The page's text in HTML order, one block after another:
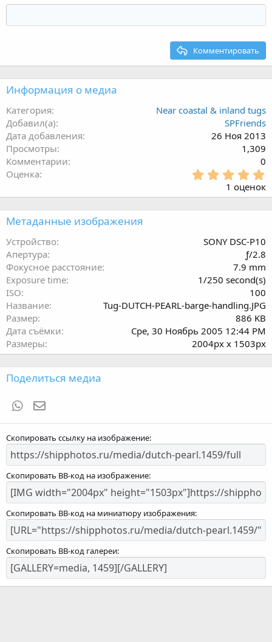
Комментировать
Информация о медиа
Категория
Near coastal & inland tugs
Добавил(а)
SPFriends
Дата добавления
26 Ноя 2013
Просмотры
1,309
Комментарии
0
Оценка
.
0
1 оценок
Метаданные изображения
Устройство
SONY DSC-P10
Апертура
ƒ/2.8
Фокусное расстояние
7.9 mm
Exposure time
1/250 second(s)
ISO
100
Название
Tug-DUTCH-PEARL-barge-handling.JPG
Размер
886 KB
Дата съёмки
Сре, 30 Ноябрь 2005 12:44 PM
Размеры
2004px x 1503px
Поделиться медиа
WhatsApp
Скопировать ссылку на изображение
Скопировать BB-код на изображение
Скопировать BB-код на миниатюру изображения
Скопировать BB-код галереи